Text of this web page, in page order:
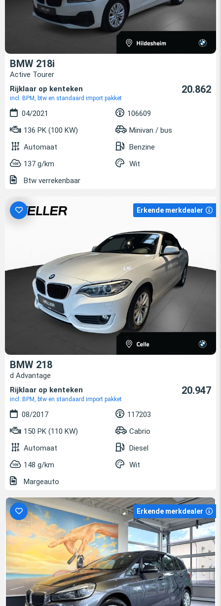
BMW 218i
Active Tourer
Rijklaar op kenteken
incl. BPM, btw en standaard import pakket
20.862
04/2021
106609
136 PK (100 KW)
Minivan / bus
Automaat
Benzine
137 g/km
Wit
Btw verrekenbaar
Erkende merkdealer
BMW 218
d Advantage
Rijklaar op kenteken
incl. BPM, btw en standaard import pakket
20.947
08/2017
117203
150 PK (110 KW)
Cabrio
Automaat
Diesel
148 g/km
Wit
Margeauto
Erkende merkdealer